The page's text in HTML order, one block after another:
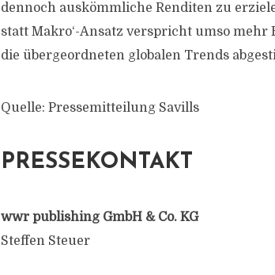
dennoch auskömmliche Renditen zu
statt Makro‘-Ansatz verspricht umso mehr
die übergeordneten globalen Trends
Quelle: Pressemitteilung Savills
PRESSEKONTAKT
wwr publishing GmbH & Co. KG
Steffen Steuer